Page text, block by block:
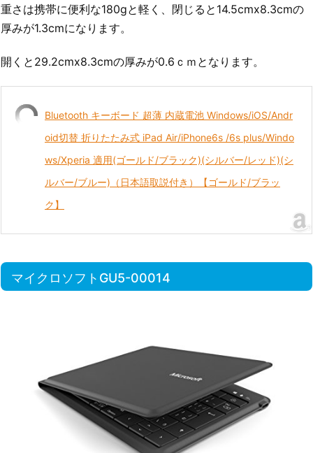
重さは携帯に便利な180gと軽く、閉じると14.5cmx8.3cmの
厚みが1.3cmになります。
開くと29.2cmx8.3cmの厚みが0.6ｃｍとなります。
Bluetooth キーボード 超薄 内蔵電池 Windows/iOS/Andr
oid切替 折りたたみ式 iPad Air/iPhone6s /6s plus/Windo
ws/Xperia 適用(ゴールド/ブラック)(シルバー/レッド)(シ
ルバー/ブルー)（日本語取説付き）【ゴールド/ブラッ
ク】
マイクロソフトGU5-00014